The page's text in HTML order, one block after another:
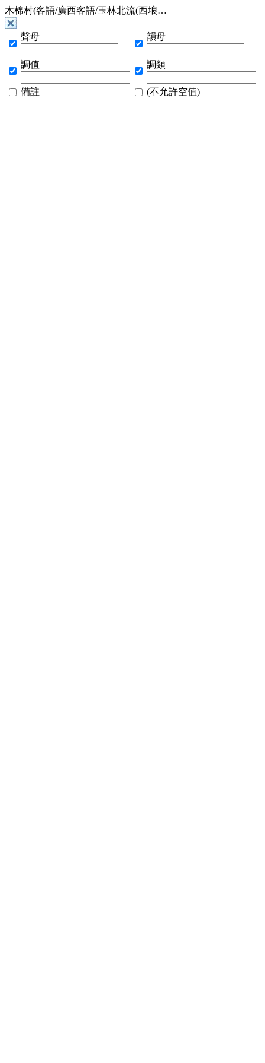
木棉村(客語/廣西客語/玉林北流(西埌…
聲母 韻母
調值 調類
備註 (不允許空值)